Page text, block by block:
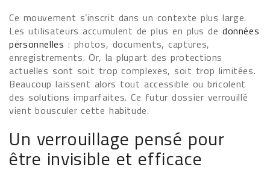
Ce mouvement s’inscrit dans un contexte plus large.
Les utilisateurs accumulent de plus en plus de données
personnelles : photos, documents, captures,
enregistrements. Or, la plupart des protections
actuelles sont soit trop complexes, soit trop limitées.
Beaucoup laissent alors tout accessible ou bricolent
des solutions imparfaites. Ce futur dossier verrouillé
vient bousculer cette habitude.
Un verrouillage pensé pour
être invisible et efficace